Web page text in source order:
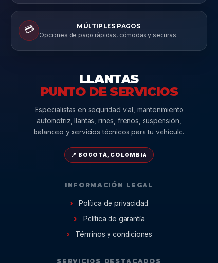
💳
MÚLTIPLES PAGOS
Opciones de pago rápidas, cómodas y seguras.
LLANTAS
PUNTO DE SERVICIOS
Especialistas en seguridad vial, mantenimiento
automotriz, llantas, rines, frenos, suspensión,
balanceo y servicios técnicos para tu vehículo.
📍 BOGOTÁ, COLOMBIA
INFORMACIÓN LEGAL
Política de privacidad
Política de garantía
Términos y condiciones
SERVICIOS DESTACADOS